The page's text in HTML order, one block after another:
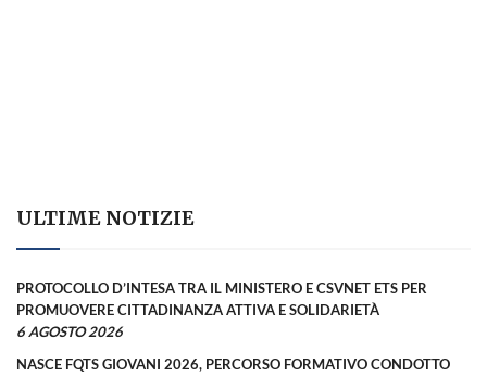
ULTIME NOTIZIE
PROTOCOLLO D’INTESA TRA IL MINISTERO E CSVNET ETS PER
PROMUOVERE CITTADINANZA ATTIVA E SOLIDARIETÀ
6 AGOSTO 2026
NASCE FQTS GIOVANI 2026, PERCORSO FORMATIVO CONDOTTO